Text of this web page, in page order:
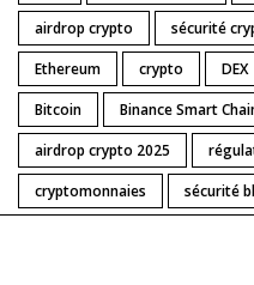
airdrop crypto
sécurité
Ethereum
crypto DEX
Bitcoin
Binance Smart
airdrop crypto 2025
cryptomonnaies
sécurité